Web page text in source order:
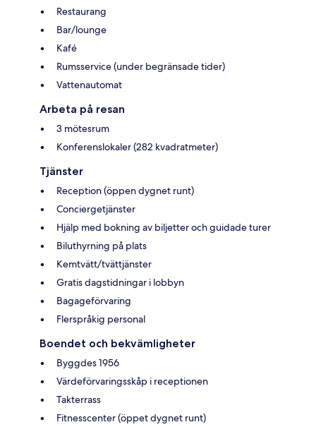
Restaurang
Bar/lounge
Kafé
Rumsservice (under begränsade tider)
Vattenautomat
Arbeta på resan
3 mötesrum
Konferenslokaler (282 kvadratmeter)
Tjänster
Reception (öppen dygnet runt)
Conciergetjänster
Hjälp med bokning av biljetter och guidade turer
Biluthyrning på plats
Kemtvätt/tvättjänster
Gratis dagstidningar i lobbyn
Bagageförvaring
Flerspråkig personal
Boendet och bekvämligheter
Byggdes 1956
Värdeförvaringsskåp i receptionen
Takterrass
Fitnesscenter (öppet dygnet runt)